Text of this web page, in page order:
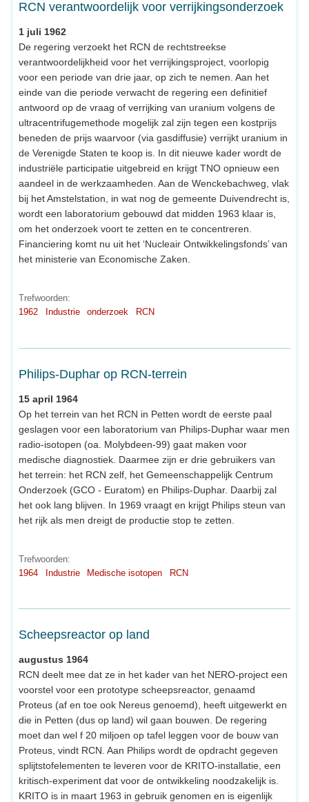
RCN verantwoordelijk voor verrijkingsonderzoek
1 juli 1962
De regering verzoekt het RCN de rechtstreekse
verantwoordelijkheid voor het verrijkingsproject, voorlopig
voor een periode van drie jaar, op zich te nemen. Aan het
einde van die periode verwacht de regering een definitief
antwoord op de vraag of verrijking van uranium volgens de
ultracentrifugemethode mogelijk zal zijn tegen een kostprijs
beneden de prijs waarvoor (via gasdiffusie) verrijkt uranium in
de Verenigde Staten te koop is. In dit nieuwe kader wordt de
industriële participatie uitgebreid en krijgt TNO opnieuw een
aandeel in de werkzaamheden. Aan de Wenckebachweg, vlak
bij het Amstelstation, in wat nog de gemeente Duivendrecht is,
wordt een laboratorium gebouwd dat midden 1963 klaar is,
om het onderzoek voort te zetten en te concentreren.
Financiering komt nu uit het ‘Nucleair Ontwikkelingsfonds’ van
het ministerie van Economische Zaken.
Trefwoorden:
1962
Industrie onderzoek RCN
Philips-Duphar op RCN-terrein
15 april 1964
Op het terrein van het RCN in Petten wordt de eerste paal
geslagen voor een laboratorium van Philips-Duphar waar men
radio-isotopen (oa. Molybdeen-99) gaat maken voor
medische diagnostiek. Daarmee zijn er drie gebruikers van
het terrein: het RCN zelf, het Gemeenschappelijk Centrum
Onderzoek (GCO - Euratom) en Philips-Duphar. Daarbij zal
het ook lang blijven. In 1969 vraagt en krijgt Philips steun van
het rijk als men dreigt de productie stop te zetten.
Trefwoorden:
1964
Industrie Medische isotopen RCN
Scheepsreactor op land
augustus 1964
RCN deelt mee dat ze in het kader van het NERO-project een
voorstel voor een prototype scheepsreactor, genaamd
Proteus (af en toe ook Nereus genoemd), heeft uitgewerkt en
die in Petten (dus op land) wil gaan bouwen. De regering
moet dan wel f 20 miljoen op tafel leggen voor de bouw van
Proteus, vindt RCN. Aan Philips wordt de opdracht gegeven
splijtstofelementen te leveren voor de KRITO-installatie, een
kritisch-experiment dat voor de ontwikkeling noodzakelijk is.
KRITO is in maart 1963 in gebruik genomen en is eigenlijk